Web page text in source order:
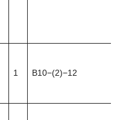
1 B10−(2)−12